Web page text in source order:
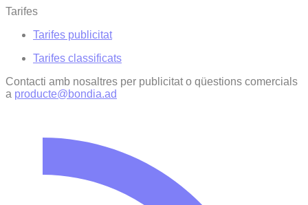
Tarifes
Tarifes publicitat
Tarifes classificats
Contacti amb nosaltres per publicitat o qüestions comercials
a producte@bondia.ad